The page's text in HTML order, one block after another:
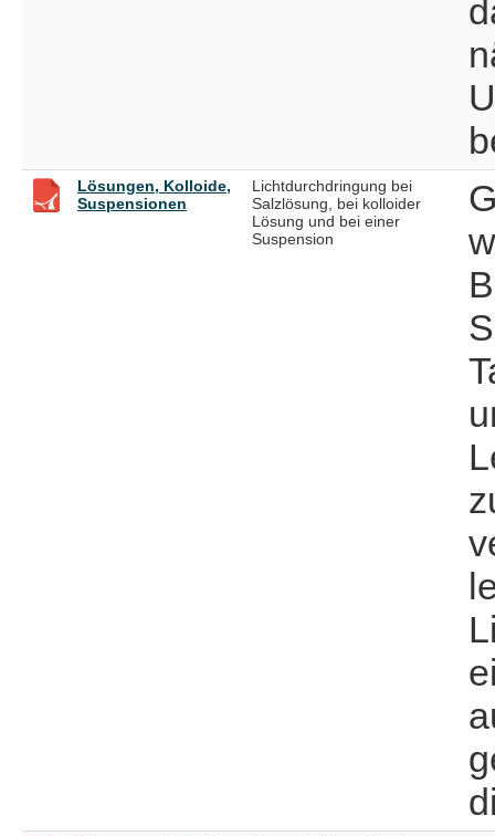
Lösungen, Kolloide,
Suspensionen
Lichtdurchdringung bei
Salzlösung, bei kolloider
Lösung und bei einer
Suspension